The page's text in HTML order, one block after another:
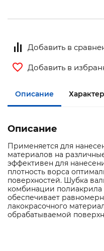
Добавить в
Добавить в
Описание
Описание
Применяется для
материалов на
эффективен для
плотность ворса
поверхностей. Шубка
комбинации полиакрила
обеспечивает
лакокрасочного
обрабатываемой